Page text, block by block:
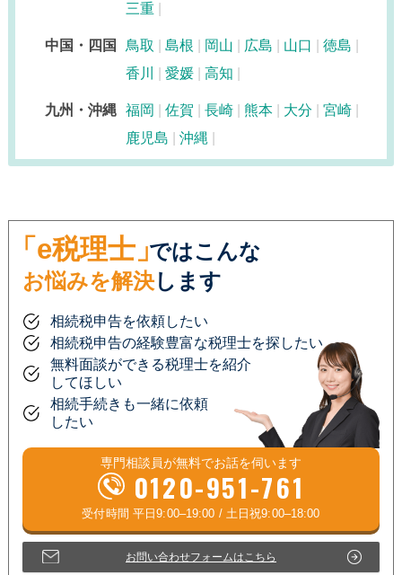
三重
中国・四国 鳥取 島根 岡山 広島 山口
徳島
香川
愛媛 高知
九州・沖縄 福岡 佐賀 長崎 熊本 大分
宮崎
鹿児島
沖縄
「e税理士」ではこんな
お悩みを解決します
相続税申告を依頼したい
相続税申告の経験豊富な税理士を探したい
無料面談ができる税理士を紹介
してほしい
相続手続きも一緒に依頼
したい
専門相談員が無料でお話を伺います
0120-951-761
お問い合わせフォームはこちら